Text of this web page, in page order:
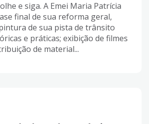
e siga. A Emei Maria Patrícia
final de sua reforma geral,
de sua pista de trânsito
e práticas; exibição de filmes
de material...